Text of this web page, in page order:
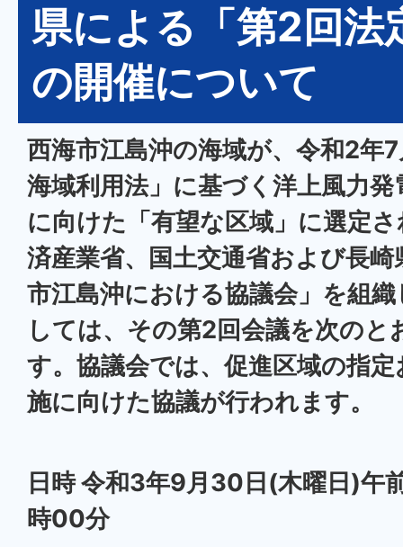
県による「第2回法
の開催について
西海市江島沖の海域が、令和2年
海域利用法」に基づく洋上風力
に向けた「有望な区域」に選定
済産業省、国土交通省および長
市江島沖における協議会」を組
しては、その第2回会議を次のと
す。協議会では、促進区域の指
施に向けた協議が行われます。
日時 令和3年9月30日(木曜日)午
時00分